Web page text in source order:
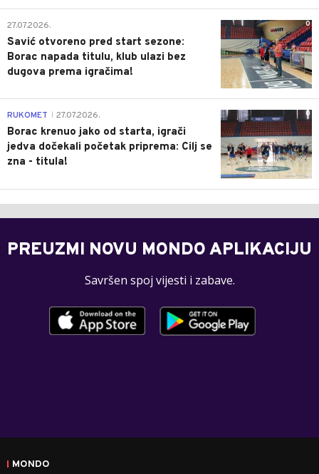
0
27.07.2026.
Savić otvoreno pred start sezone:
Borac napada titulu, klub ulazi bez
dugova prema igračima!
0
RUKOMET 27.07.2026.
Borac krenuo jako od starta, igrači
jedva dočekali početak priprema: Cilj se
zna - titula!
PREUZMI NOVU MONDO APLIKACIJU
Savršen spoj vijesti i zabave.
MONDO